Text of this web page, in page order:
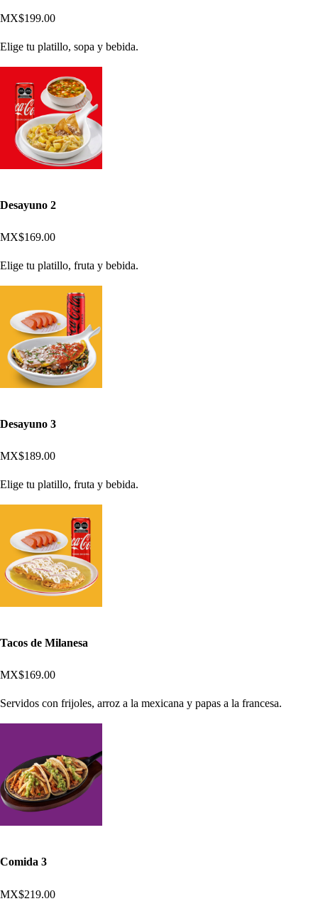
MX$199.00
Elige tu platillo, sopa y bebida.
Desayuno 2
MX$169.00
Elige tu platillo, fruta y bebida.
Desayuno 3
MX$189.00
Elige tu platillo, fruta y bebida.
Tacos de Milanesa
MX$169.00
Servidos con frijoles, arroz a la mexicana y papas a la francesa.
Comida 3
MX$219.00